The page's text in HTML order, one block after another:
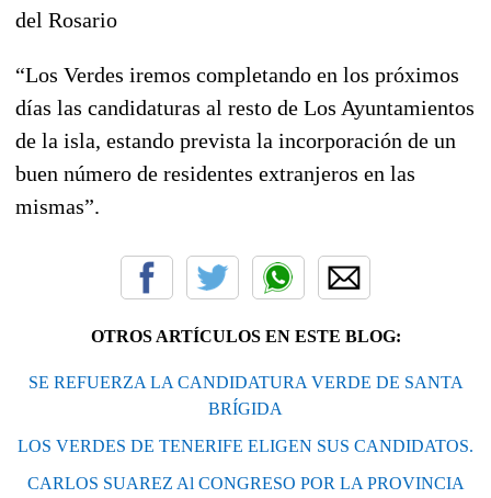
del Rosario
“Los Verdes iremos completando en los próximos
días las candidaturas al resto de Los Ayuntamientos
de la isla, estando prevista la incorporación de un
buen número de residentes extranjeros en las
mismas”.
OTROS ARTÍCULOS EN ESTE BLOG:
SE REFUERZA LA CANDIDATURA VERDE DE SANTA
BRÍGIDA
LOS VERDES DE TENERIFE ELIGEN SUS CANDIDATOS.
CARLOS SUAREZ Al CONGRESO POR LA PROVINCIA